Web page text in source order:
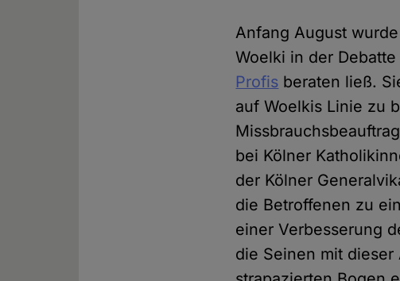
Anfang August
Woelki in der
Profis beraten ließ.
auf Woelkis Linie zu
bei Kölner
der Kölner
die Betroffenen zu
einer Verbesserung
die Seinen mit